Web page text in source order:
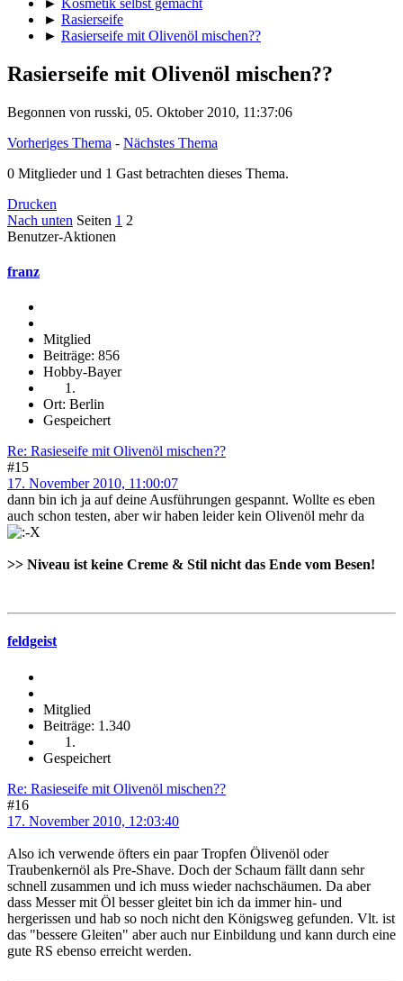
► Rasierseife
► Rasierseife mit Olivenöl mischen??
Rasierseife mit Olivenöl mischen??
Begonnen von russki, 05. Oktober 2010, 11:37:06
Vorheriges Thema - Nächstes Thema
0 Mitglieder und 1 Gast betrachten dieses Thema.
Drucken
Nach unten Seiten 1 2
Benutzer-Aktionen
franz
Mitglied
Beiträge: 856
Hobby-Bayer
Ort: Berlin
Gespeichert
Re: Rasieseife mit Olivenöl mischen??
#15
17. November 2010, 11:00:07
dann bin ich ja auf deine Ausführungen gespannt. Wollte es eben
auch schon testen, aber wir haben leider kein Olivenöl mehr da
>> Niveau ist keine Creme & Stil nicht das Ende vom Besen!
feldgeist
Mitglied
Beiträge: 1.340
Gespeichert
Re: Rasieseife mit Olivenöl mischen??
#16
17. November 2010, 12:03:40
Also ich verwende öfters ein paar Tropfen Ölivenöl oder
Traubenkernöl als Pre-Shave. Doch der Schaum fällt dann sehr
schnell zusammen und ich muss wieder nachschäumen. Da aber
dass Messer mit Öl besser gleitet bin ich da immer hin- und
hergerissen und hab so noch nicht den Königsweg gefunden. Vlt. ist
das "bessere Gleiten" aber auch nur Einbildung und kann durch eine
gute RS ebenso erreicht werden.